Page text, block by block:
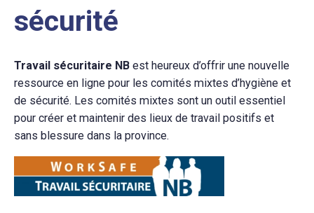
sécurité
Travail sécuritaire NB est heureux d’offrir une nouvelle
ressource en ligne pour les comités mixtes d’hygiène et
de sécurité. Les comités mixtes sont un outil essentiel
pour créer et maintenir des lieux de travail positifs et
sans blessure dans la province.